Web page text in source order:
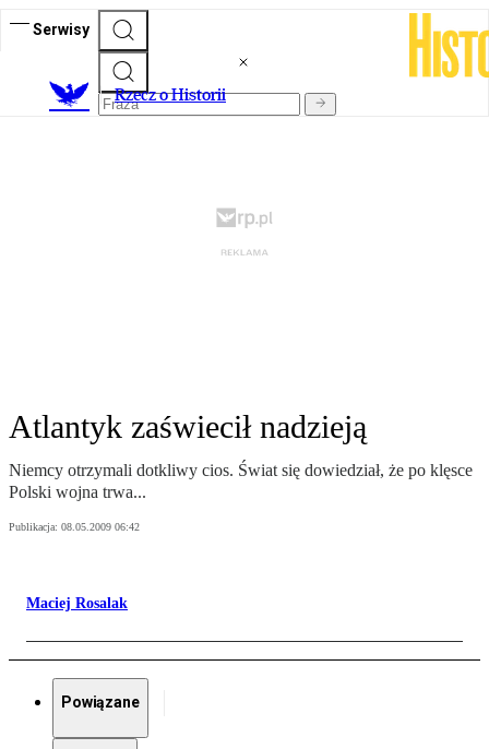
Serwisy
Rzecz o Historii
Atlantyk zaświecił nadzieją
Niemcy otrzymali dotkliwy cios. Świat się dowiedział, że po klęsce
Polski wojna trwa...
Publikacja: 08.05.2009 06:42
Maciej Rosalak
Powiązane